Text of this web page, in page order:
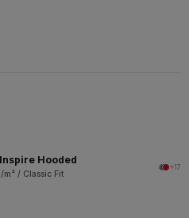
Inspire Hooded
m² / Classic Fit
+17